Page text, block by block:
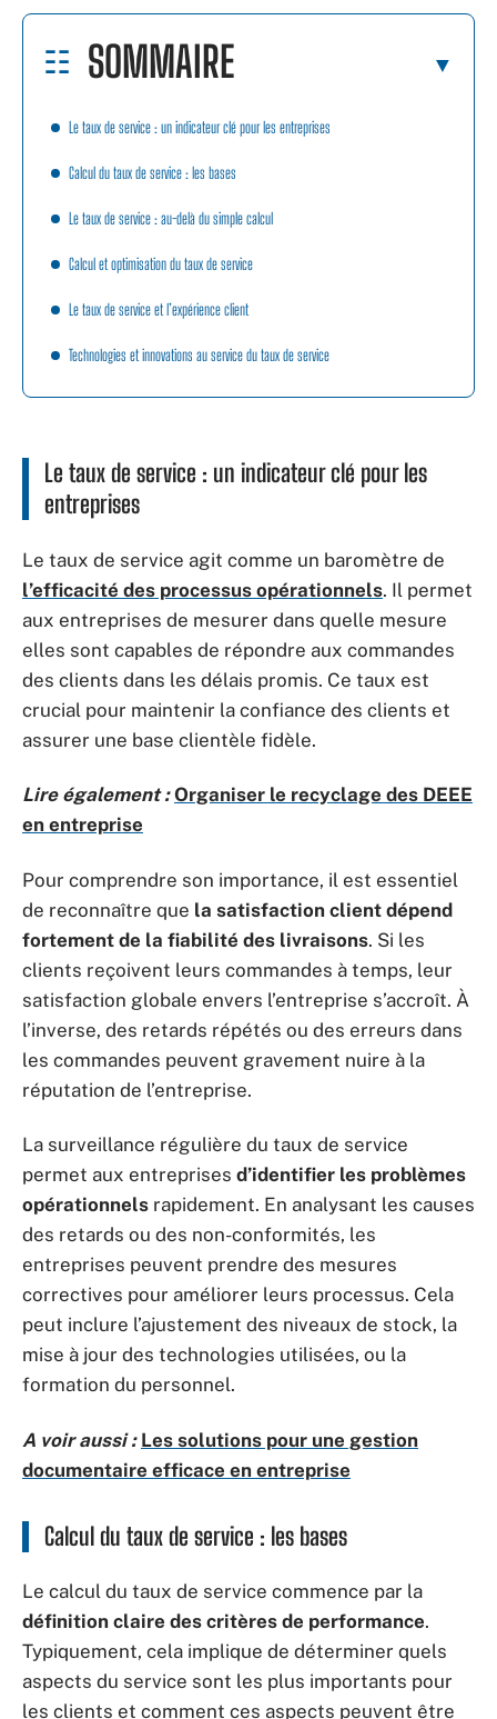
SOMMAIRE
Le taux de service : un indicateur clé pour les entreprises
Calcul du taux de service : les bases
Le taux de service : au-delà du simple calcul
Calcul et optimisation du taux de service
Le taux de service et l’expérience client
Technologies et innovations au service du taux de service
Le taux de service : un indicateur clé pour les
entreprises
Le taux de service agit comme un baromètre de
l’efficacité des processus opérationnels. Il permet
aux entreprises de mesurer dans quelle mesure
elles sont capables de répondre aux commandes
des clients dans les délais promis. Ce taux est
crucial pour maintenir la confiance des clients et
assurer une base clientèle fidèle.
Lire également : Organiser le recyclage des DEEE
en entreprise
Pour comprendre son importance, il est essentiel
de reconnaître que la satisfaction client dépend
fortement de la fiabilité des livraisons. Si les
clients reçoivent leurs commandes à temps, leur
satisfaction globale envers l’entreprise s’accroît. À
l’inverse, des retards répétés ou des erreurs dans
les commandes peuvent gravement nuire à la
réputation de l’entreprise.
La surveillance régulière du taux de service
permet aux entreprises d’identifier les problèmes
opérationnels rapidement. En analysant les causes
des retards ou des non-conformités, les
entreprises peuvent prendre des mesures
correctives pour améliorer leurs processus. Cela
peut inclure l’ajustement des niveaux de stock, la
mise à jour des technologies utilisées, ou la
formation du personnel.
A voir aussi : Les solutions pour une gestion
documentaire efficace en entreprise
Calcul du taux de service : les bases
Le calcul du taux de service commence par la
définition claire des critères de performance.
Typiquement, cela implique de déterminer quels
aspects du service sont les plus importants pour
les clients et comment ces aspects peuvent être